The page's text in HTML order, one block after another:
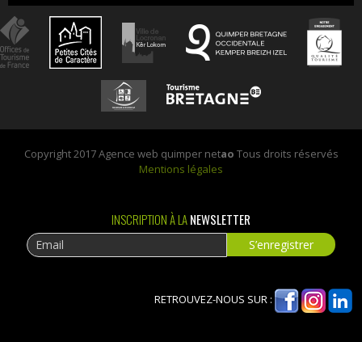
Copyright 2017 Agence web quimper netao Tous droits réservés
Mentions légales
INSCRIPTION À LANEWSLETTER
RETROUVEZ-NOUS SUR :